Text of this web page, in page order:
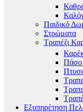
Παιδικό
Στρώματα
Τραπέζι
Πάσο
Εξυπηρέτηση